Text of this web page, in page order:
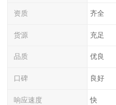
资质 齐全
货源 充足
品质 优良
口碑 良好
响应速度 快